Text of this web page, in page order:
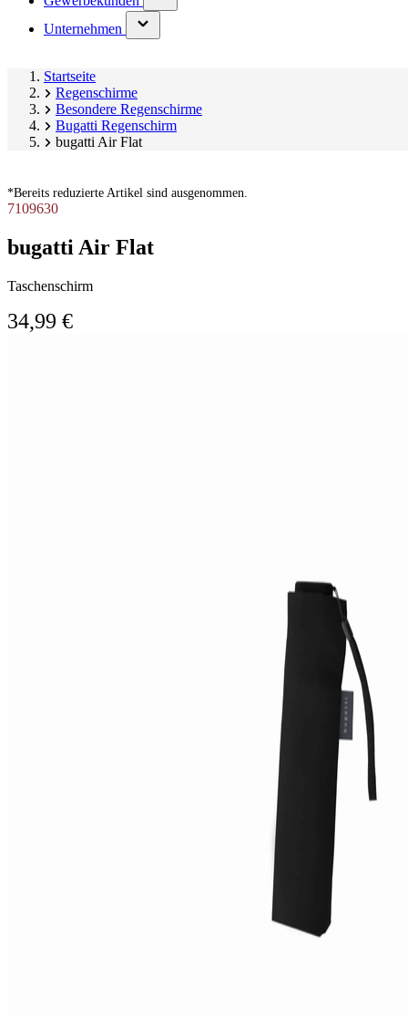
submenu)
Unternehmen
(has
submenu)
Startseite
Regenschirme
Besondere Regenschirme
Bugatti Regenschirm
bugatti Air Flat
*Bereits reduzierte Artikel sind ausgenommen.
7109630
bugatti Air Flat
Taschenschirm
34,99 €